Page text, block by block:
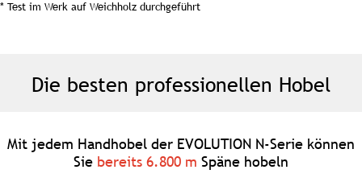
* Test im Werk auf Weichholz durchgeführt
Die besten professionellen Hobel
Mit jedem Handhobel der EVOLUTION N-Serie können
Sie bereits 6.800 m Späne hobeln